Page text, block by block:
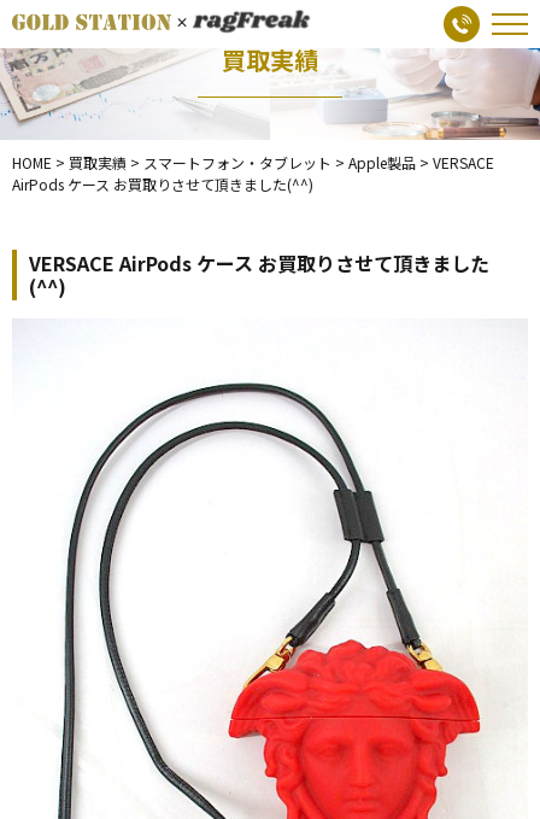
買取実績
HOME > 買取実績 > スマートフォン・タブレット > Apple製品 > VERSACE
AirPods ケース お買取りさせて頂きました(^^)
VERSACE AirPods ケース お買取りさせて頂きました
(^^)